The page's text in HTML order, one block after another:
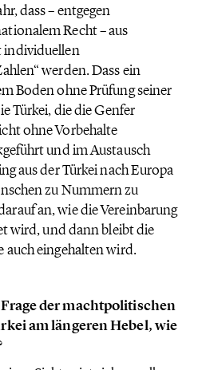
dass – entgegen
Recht – aus
individuellen
werden. Dass ein
Boden ohne Prüfung seiner
Türkei, die die Genfer
ohne Vorbehalte
und im Austausch
aus der Türkei nach Europa
zu Nummern zu
an, wie die Vereinbarung
wird, und dann bleibt die
auch eingehalten wird.
der machtpolitischen
am längeren Hebel, wie